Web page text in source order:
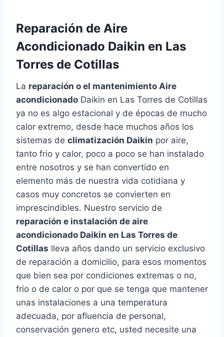
Reparación de Aire
Acondicionado Daikin en Las
Torres de Cotillas
La reparación o el mantenimiento Aire
acondicionado Daikin en Las Torres de Cotillas
ya no es algo estacional y de épocas de mucho
calor extremo, desde hace muchos años los
sistemas de climatización Daikin por aire,
tanto frio y calor, poco a poco se han instalado
entre nosotros y se han convertido en
elemento más de nuestra vida cotidiana y
casos muy concretos se convierten en
imprescindibles. Nuestro servicio de
reparación e instalación de aire
acondicionado Daikin en Las Torres de
Cotillas lleva años dando un servicio exclusivo
de reparación a domicilio, para esos momentos
que bien sea por condiciones extremas o no,
frio o de calor o por que se tenga que mantener
unas instalaciones a una temperatura
adecuada, por afluencia de personal,
conservación genero etc, usted necesite una